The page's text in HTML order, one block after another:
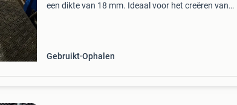
een dikte van 18 mm. Ideaal voor het creëren van
Gebruikt Ophalen